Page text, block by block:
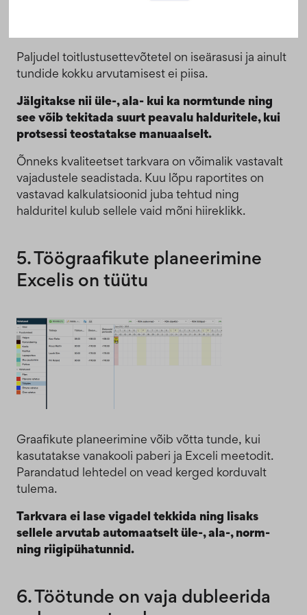
Paljudel toitlustusettevõtetel on iseärasusi ja ainult
tundide kokku arvutamisest ei piisa.
Jälgitakse nii üle-, ala- kui ka normtunde ning
see võib tekitada suurt peavalu halduritele, kui
protsessi teostatakse manuaalselt.
Õnneks kvaliteetset tarkvara on võimalik vastavalt
vajadustele seadistada. Kuu lõpu raportites on
vastavad kalkulatsioonid juba tehtud ning
halduritel kulub sellele vaid mõni hiireklikk.
5. Töögraafikute planeerimine
Excelis on tüütu
Graafikute planeerimine võib võtta tunde, kui
kasutatakse vanakooli paberi ja Exceli meetodit.
Parandatud lehtedel on vead kerged korduvalt
tulema.
Tarkvara ei lase vigadel tekkida ning lisaks
sellele arvutab automaatselt üle-, ala-, norm-
ning riigipühatunnid.
6. Töötunde on vaja dubleerida